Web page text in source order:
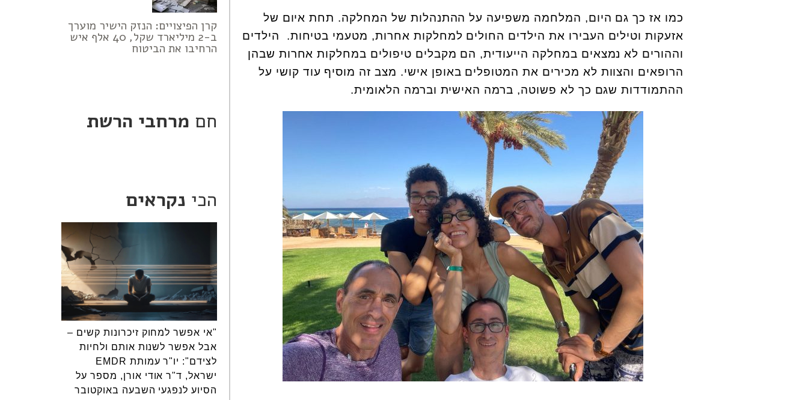
כמו אז כך גם היום, המלחמה משפיעה על ההתנהלות של המחלקה. תחת איום של
אזעקות וטילים העבירו את הילדים החולים למחלקות אחרות, מטעמי בטיחות. הילדים
וההורים לא נמצאים במחלקה הייעודית, הם מקבלים טיפולים במחלקות אחרות שבהן
הרופאים והצוות לא מכירים את המטופלים באופן אישי. מצב זה מוסיף עוד קושי על
ההתמודדות שגם כך לא פשוטה, ברמה האישית וברמה הלאומית.
קרן הפיצויים: הנזק הישיר מוערך
ב-2 מיליארד שקל, 40 אלף איש
הרחיבו את הביטוח
חם מרחבי הרשת
הכי נקראים
"אי אפשר למחוק זיכרונות קשים –
אבל אפשר לשנות אותם ולחיות
לצידם": יו"ר עמותת EMDR
ישראל, ד"ר אודי אורן, מספר על
הסיוע לנפגעי השבעה באוקטובר